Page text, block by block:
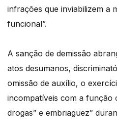
infrações que inviabilizem a
funcional”.
A sanção de demissão
atos desumanos,
omissão de auxílio, o
incompatíveis com a função
drogas” e embriaguez”